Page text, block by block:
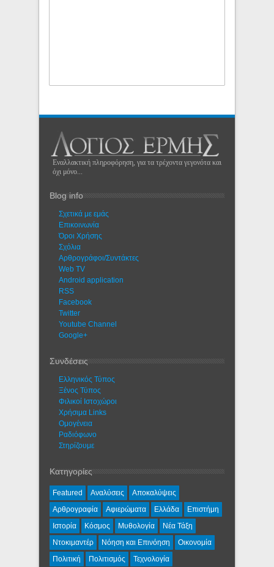
Εναλλακτική πληροφόρηση, για τα τρέχοντα γεγονότα και
όχι μόνο...
Blog info
Σχετικά με εμάς
Eπικοινωνία
Όροι Χρήσης
Σχόλια
Αρθρογράφοι/Συντάκτες
Web TV
Android application
RSS
Facebook
Twitter
Youtube Channel
Google+
Συνδέσεις
Ελληνικός Τύπος
Ξένος Τύπος
Φιλικοί Ιστοχώροι
Χρήσιμα Links
Ομογένεια
Ραδιόφωνο
Στηρίζουμε
Κατηγορίες
Featured Αναλύσεις
Αποκαλύψεις
Αρθρογραφία
Αφιερώματα Ελλάδα
Επιστήμη
Ιστορία
Κόσμος Μυθολογία
Νέα Τάξη
Ντοκιμαντέρ
Νόηση και Επινόηση
Οικονομία
Πολιτική
Πολιτισμός Τεχνολογία